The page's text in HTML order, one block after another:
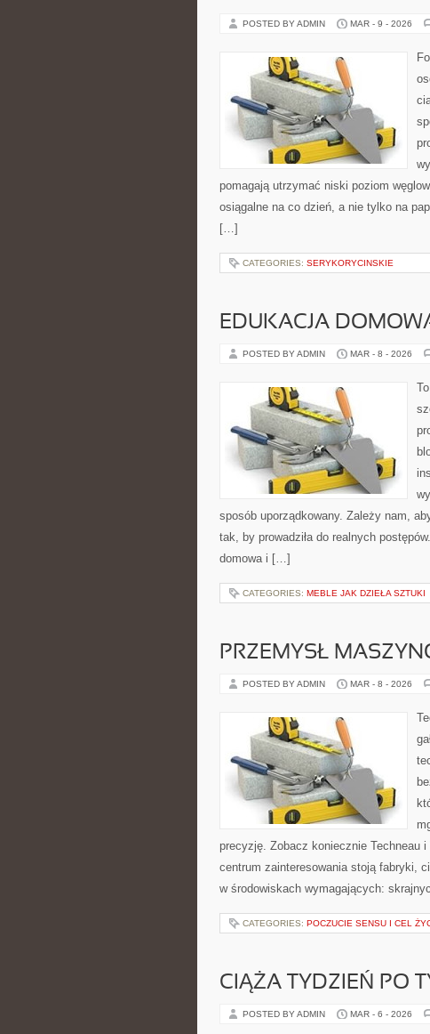
POSTED BY ADMIN MAR - 9 - 2026
pomagają utrzymać niski poziom
osiągalne na co dzień, a nie tylko na
[…]
CATEGORIES: SERYKORYCINSKIE
EDUKACJA
POSTED BY ADMIN MAR - 8 - 2026
sposób uporządkowany. Zależy nam,
tak, by prowadziła do realnych
domowa i […]
CATEGORIES: MEBLE JAK DZIEŁA SZTUKI
PRZEMYSŁ
POSTED BY ADMIN MAR - 8 - 2026
precyzję. Zobacz koniecznie Techneau
centrum zainteresowania stoją fabryki,
w środowiskach wymagających:
CATEGORIES: POCZUCIE SENSU I CEL
CIĄŻA TYDZIEŃ PO
POSTED BY ADMIN MAR - 6 - 2026